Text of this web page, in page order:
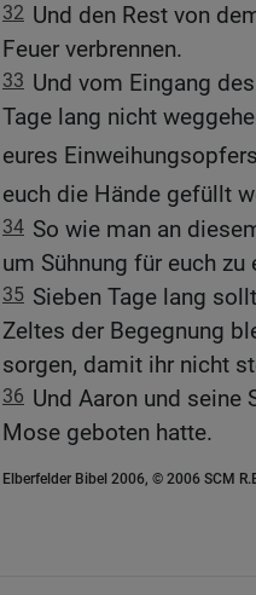
32 Und den Rest von
Feuer verbrennen.
33 Und vom Eingang
Tage lang nicht
eures Einweihungsopfers
euch die Hände gefüllt
34 So wie man an
um Sühnung für euch zu
35 Sieben Tage lang
Zeltes der Begegnung
sorgen, damit ihr nicht
36 Und Aaron und seine
Mose geboten hatte.
Elberfelder Bibel 2006, © 2006 SCM